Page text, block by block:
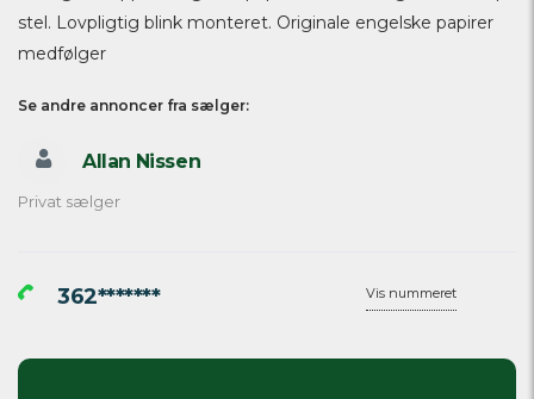
stel. Lovpligtig blink monteret. Originale engelske papirer
medfølger
Se andre annoncer fra sælger:
Allan Nissen
Privat sælger
362******* Vis nummeret